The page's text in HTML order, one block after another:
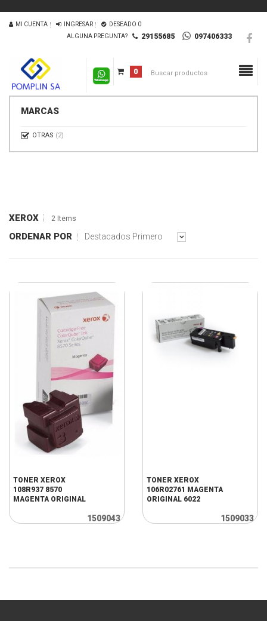
MI CUENTA INGRESAR DESEADO 0
ALGUNA PREGUNTA?
29155685 097406333
0
MARCAS
OTRAS (2)
XEROX 2 Items
ORDENAR POR Destacados Primero
TONER XEROX
108R937 8570
MAGENTA ORIGINAL
1509043
TONER XEROX
106R02761 MAGENTA
ORIGINAL 6022
1509033